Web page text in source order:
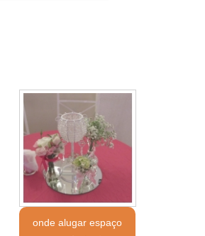
onde alugar espaço